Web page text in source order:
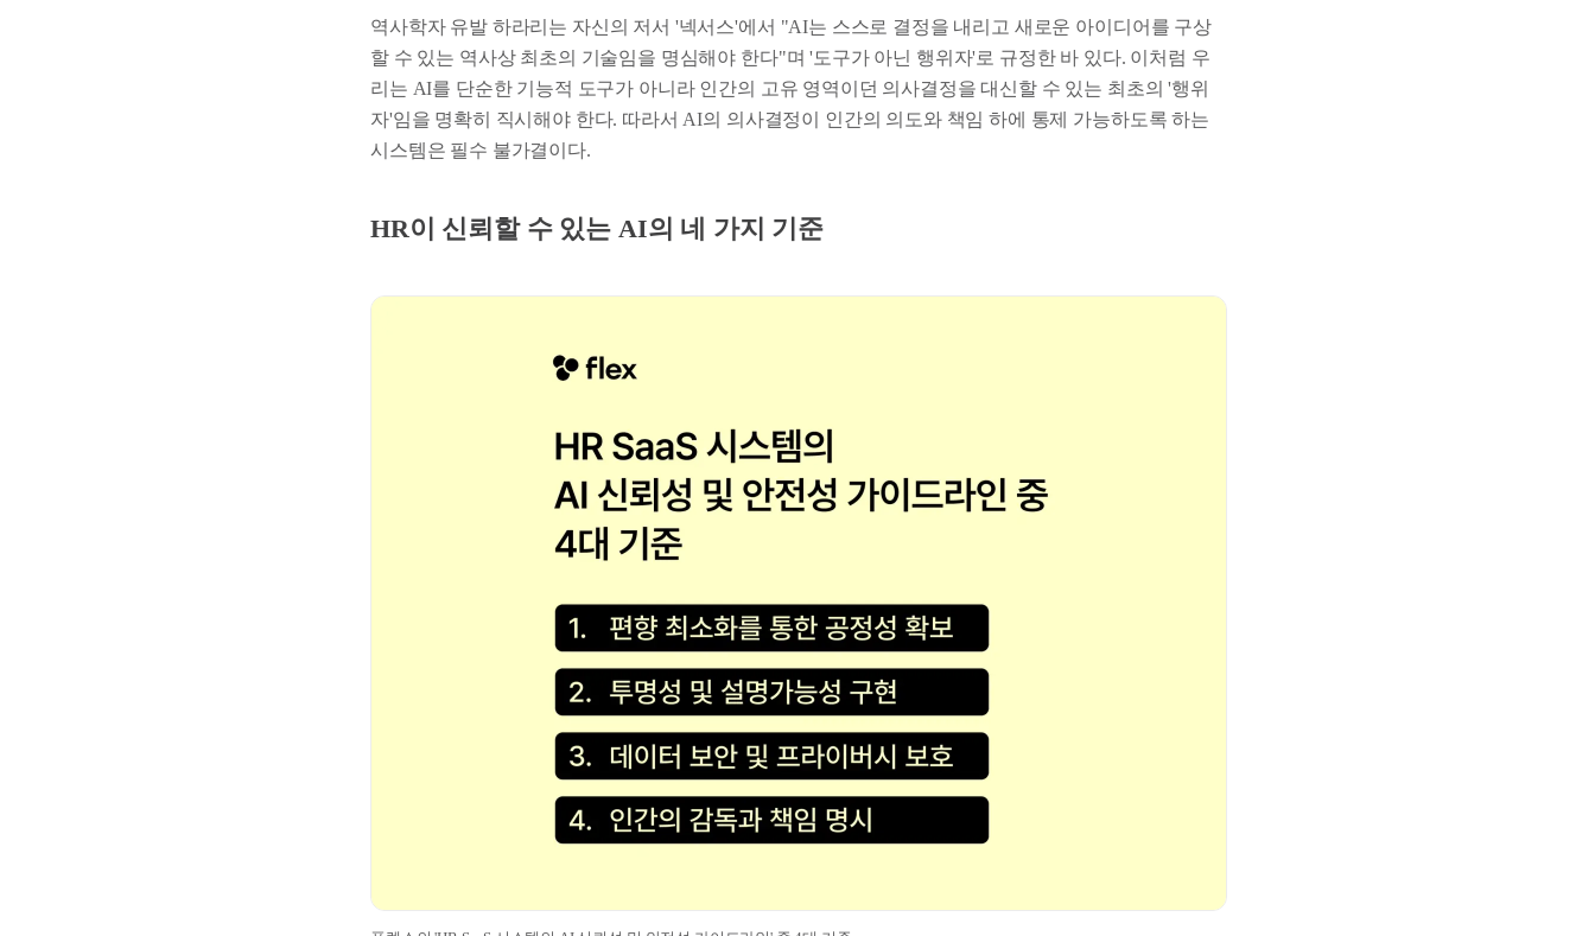
역사학자 유발 하라리는 자신의 저서 '넥서스'에서 "AI는 스스로 결정을 내리고 새로운 아이디어를 구상
할 수 있는 역사상 최초의 기술임을 명심해야 한다"며 '도구가 아닌 행위자'로 규정한 바 있다. 이처럼 우
리는 AI를 단순한 기능적 도구가 아니라 인간의 고유 영역이던 의사결정을 대신할 수 있는 최초의 '행위
자'임을 명확히 직시해야 한다. 따라서 AI의 의사결정이 인간의 의도와 책임 하에 통제 가능하도록 하는
시스템은 필수 불가결이다.
HR이 신뢰할 수 있는 AI의 네 가지 기준